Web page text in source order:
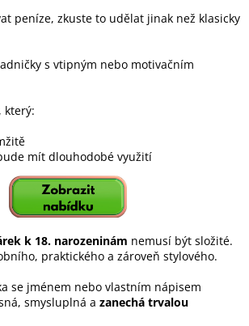
peníze, zkuste to udělat jinak než klasicky
s vtipným nebo motivačním
který:
mít dlouhodobé využití
k 18. narozeninám nemusí být složité.
praktického a zároveň stylového.
se jménem nebo vlastním nápisem
smysluplná a zanechá trvalou